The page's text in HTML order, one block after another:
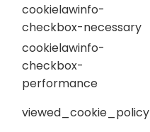
cookielawinfo-
checkbox-necessary
cookielawinfo-
checkbox-
performance
viewed_cookie_policy